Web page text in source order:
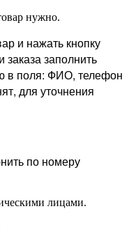
нужно.
и нажать кнопку
заполнить
в поля: ФИО, телефон
для уточнения
по номеру
лицами.